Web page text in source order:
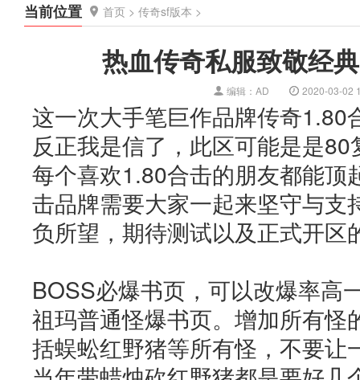
当前位置 首页 > 传奇sf版本 >
热血传奇私服致敬经
编辑：AD 2020-03-02
这一次大手笔巨作品牌传奇1.80
反正我是信了，此区可能是是
每个喜欢1.80合击的朋友都能顶
击品牌需要大家一起来坚守与支
负所望，期待测试以及正式开区
BOSS必爆书页，可以改爆率高
祖玛普通怪爆书页。增加所有怪
括蜈蚣红野猪等所有怪，不要让